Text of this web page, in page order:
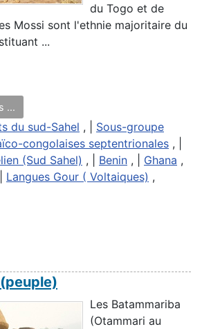
du Togo et de
Mossi sont l'ethnie majoritaire du
...
...
du sud-Sahel , | Sous-groupe
congolaises septentrionales , |
(Sud Sahel) , | Benin , | Ghana ,
Langues Gour ( Voltaiques) ,
Les Batammariba
(Otammari au